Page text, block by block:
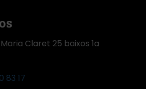
Claret 25 baixos 1a
83 17